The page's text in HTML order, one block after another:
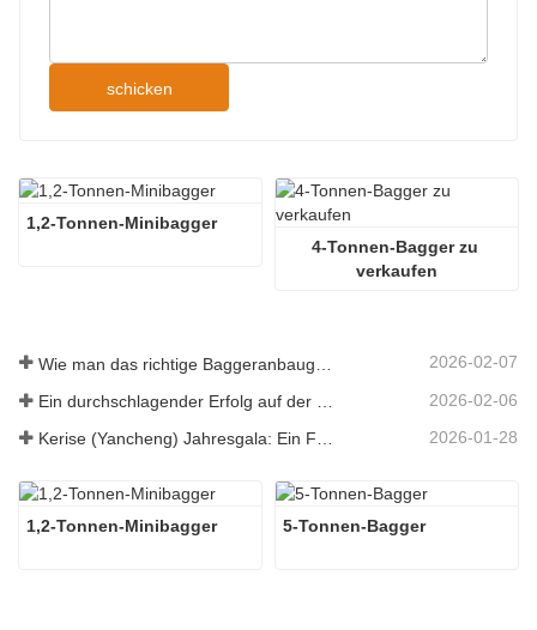
schicken
1,2-Tonnen-Minibagger
4-Tonnen-Bagger zu
verkaufen
2026-02-07
2026-02-06
Kerise (Yancheng) Jahresgala: Ein Fest der Einheit, der Besinnung und der Vision 2026-01-28
1,2-Tonnen-Minibagger 5-Tonnen-Bagger